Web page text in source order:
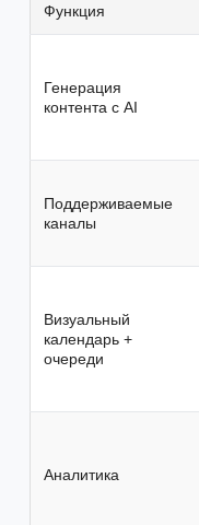
Функция
Генерация
контента с AI
Поддерживаемые
каналы
Визуальный
календарь +
очереди
Аналитика